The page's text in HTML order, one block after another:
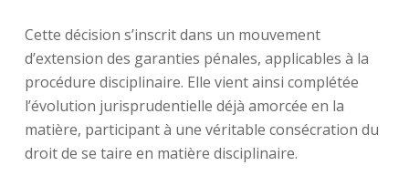
Cette décision s’inscrit dans un mouvement
d’extension des garanties pénales, applicables à la
procédure disciplinaire. Elle vient ainsi complétée
l’évolution jurisprudentielle déjà amorcée en la
matière, participant à une véritable consécration du
droit de se taire en matière disciplinaire.